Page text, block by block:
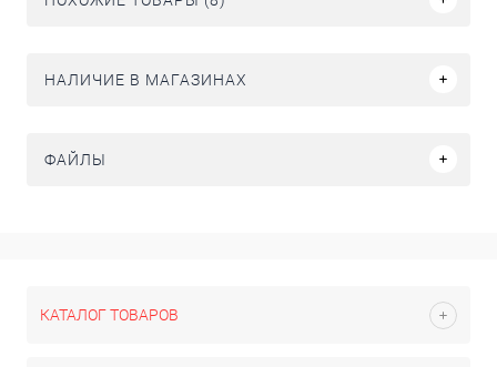
НАЛИЧИЕ В МАГАЗИНАХ
ФАЙЛЫ
КАТАЛОГ ТОВАРОВ